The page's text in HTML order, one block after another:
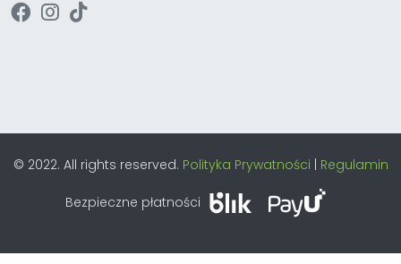
© 2022. All rights reserved. Polityka Prywatności | Regulamin
Bezpieczne płatności